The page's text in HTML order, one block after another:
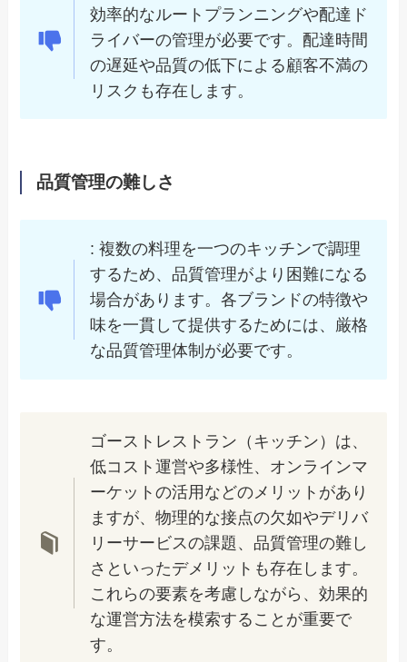
効率的なルートプランニングや配達ド
ライバーの管理が必要です。配達時間
の遅延や品質の低下による顧客不満の
リスクも存在します。
品質管理の難しさ
: 複数の料理を一つのキッチンで調理
するため、品質管理がより困難になる
場合があります。各ブランドの特徴や
味を一貫して提供するためには、厳格
な品質管理体制が必要です。
ゴーストレストラン（キッチン）は、
低コスト運営や多様性、オンラインマ
ーケットの活用などのメリットがあり
ますが、物理的な接点の欠如やデリバ
リーサービスの課題、品質管理の難し
さといったデメリットも存在します。
これらの要素を考慮しながら、効果的
な運営方法を模索することが重要で
す。